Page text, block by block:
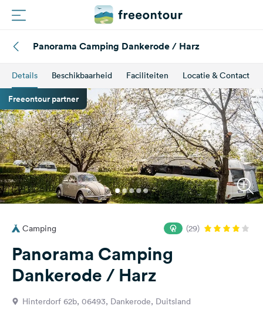
Campings
Magazine
Partners
Registreren
Inloggen
Vragen &
Feedback
Taal:
Panorama Camping Dankerode / Harz
Details Beschikbaarheid Faciliteiten Locatie & Contact
Freeontour partner
Camping (29)
Panorama Camping
Dankerode / Harz
Hinterdorf 62b, 06493, Dankerode, Duitsland